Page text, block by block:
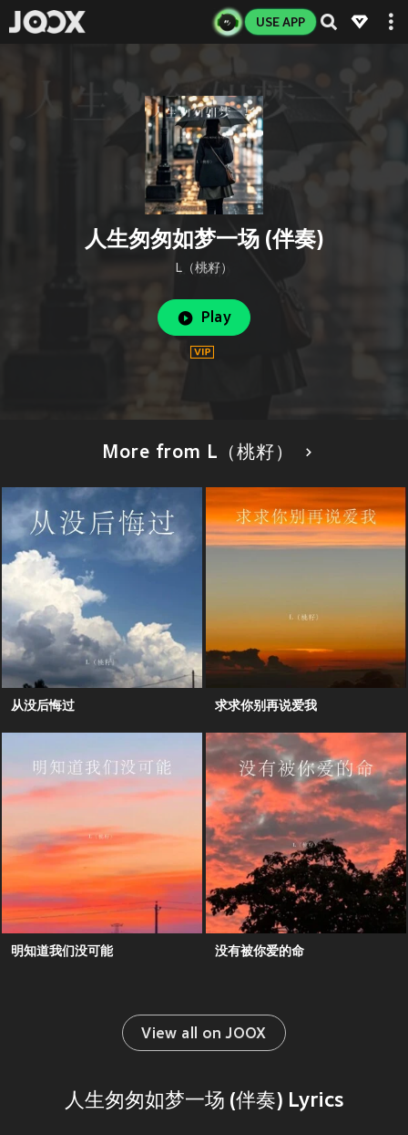
USE APP
人生匆匆如梦一场 (伴奏)
L（桃籽）
Play
More from L（桃籽）
从没后悔过 求求你别再说爱我
明知道我们没可能 没有被你爱的命
View all on JOOX
人生匆匆如梦一场 (伴奏) Lyrics